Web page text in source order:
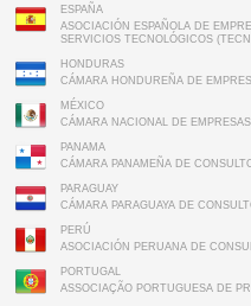
ESPAÑA
ASOCIACIÓN ESPAÑOLA DE
SERVICIOS TECNOLÓGICOS
HONDURAS
CÁMARA HONDUREÑA DE
MÉXICO
CÁMARA NACIONAL DE
PANAMA
CÁMARA PANAMEÑA DE
PARAGUAY
CÁMARA PARAGUAYA DE
PERÚ
ASOCIACIÓN PERUANA DE
PORTUGAL
ASSOCIAÇÃO PORTUGUESA DE